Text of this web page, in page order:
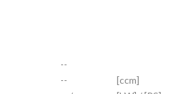
--
--
[ccm]